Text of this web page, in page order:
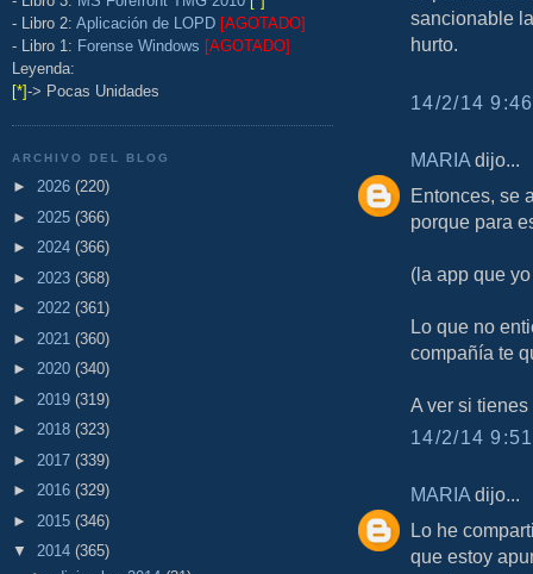
- Libro 2: Aplicación de LOPD [AGOTADO]
- Libro 1: Forense Windows [AGOTADO]
Leyenda:
[*]-> Pocas Unidades
ARCHIVO DEL BLOG
► 2026 (220)
► 2025 (366)
► 2024 (366)
► 2023 (368)
► 2022 (361)
► 2021 (360)
► 2020 (340)
► 2019 (319)
► 2018 (323)
► 2017 (339)
► 2016 (329)
► 2015 (346)
▼ 2014 (365)
sancionable
hurto.
14/2/14
MARIA dijo...
Entonces, se
porque para
(la app que
Lo que no
compañía te
A ver si
14/2/14
MARIA dijo...
Lo he
que estoy